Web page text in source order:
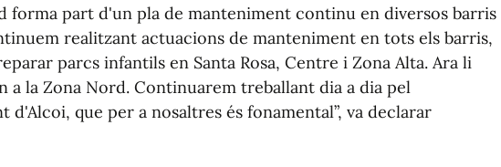
forma part d'un pla de manteniment continu en diversos barris
realitzant actuacions de manteniment en tots els barris,
parcs infantils en Santa Rosa, Centre i Zona Alta. Ara li
a la Zona Nord. Continuarem treballant dia a dia pel
d'Alcoi, que per a nosaltres és fonamental”, va declarar